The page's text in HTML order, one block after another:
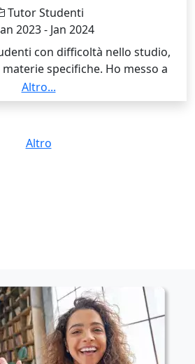
Tutor Studenti
2023 - Jan 2024
con difficoltà nello studio,
specifiche. Ho messo a
e la mia esperienza
di apprendimento
Altro...
Altro